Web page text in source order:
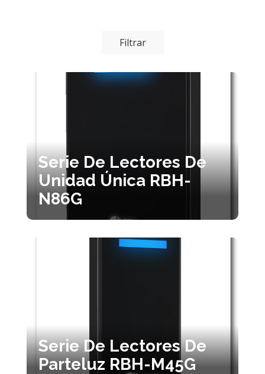
Filtrar
Serie De Lectores De
Unidad Única RBH-
N86G
Serie De Lectores De
Parteluz RBH-M45G